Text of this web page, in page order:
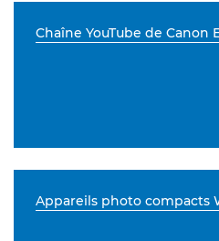
Chaîne YouTube de Canon
Appareils photo compacts